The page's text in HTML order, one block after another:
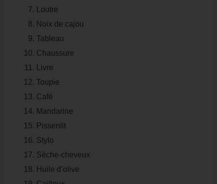
Loutre
Noix de cajou
Tableau
Chaussure
Livre
Toupie
Café
Mandarine
Pissenlit
Stylo
Sèche-cheveux
Huile d’olive